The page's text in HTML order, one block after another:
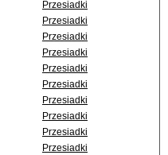
Przesiadki
Przesiadki
Przesiadki
Przesiadki
Przesiadki
Przesiadki
Przesiadki
Przesiadki
Przesiadki
Przesiadki